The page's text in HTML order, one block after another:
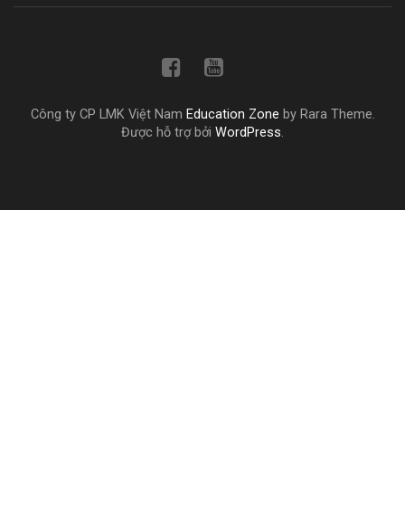
Công ty CP LMK Việt Nam Education Zone by Rara Theme.
Được hỗ trợ bởi WordPress.